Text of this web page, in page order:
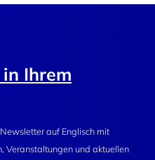
Ihrem
auf Englisch mit
Veranstaltungen und aktuellen